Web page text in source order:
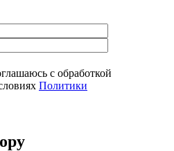
c обработкой
Политики